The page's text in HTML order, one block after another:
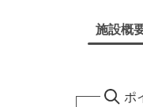
施設概
ポ